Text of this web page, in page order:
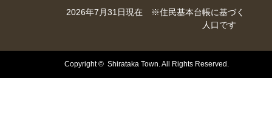
2026年7月31日現在 ※住民基本台帳に基づく
人口です
Copyright © Shirataka Town. All Rights Reserved.